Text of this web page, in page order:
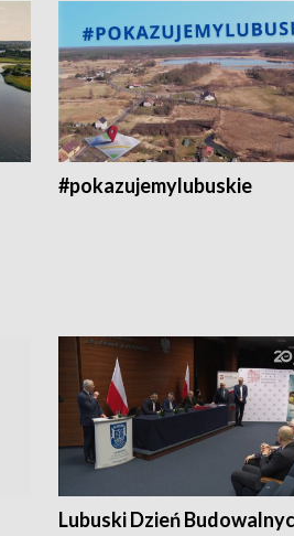
#pokazujemylubuskie
Lubuski Dzień